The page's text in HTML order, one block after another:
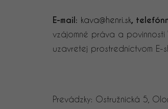
E-mail: kava@henri.sk,
vzájomné práva a povinnosti
uzavretej prostredníctvom
Prevádzky: Ostružnická 5,